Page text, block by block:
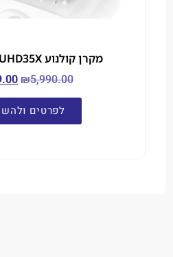
מקרן קולנוע 4K Optoma UHD35X
₪
₪5,499.00
לפרטים ולהשכרה